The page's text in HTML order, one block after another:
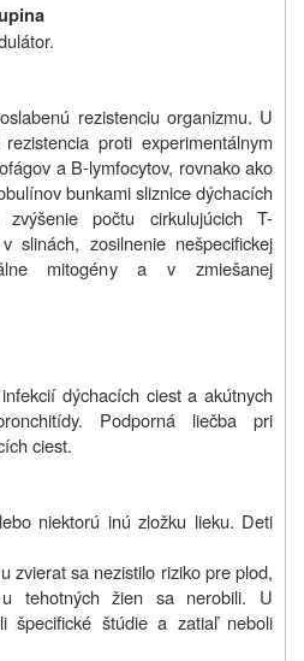
rezistenciu organizmu. U
proti experimentálnym
a B-lymfocytov, rovnako ako
bunkami sliznice dýchacích
počtu cirkulujúcich T-
slinách, zosilnenie nešpecifickej
mitogény a v zmiešanej
dýchacích ciest a akútnych
Podporná liečba pri
ciest.
niektorú inú zložku lieku. Deti
zvierat sa nezistilo riziko pre plod,
tehotných žien sa nerobili. U
špecifické štúdie a zatiaľ neboli